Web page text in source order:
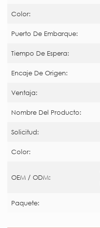
Color:
Puerto De Embarque:
Tiempo De Espera:
Encaje De Origen:
Ventaja:
Nombre Del Producto:
Solicitud:
Color:
OEM / ODM:
Paquete: